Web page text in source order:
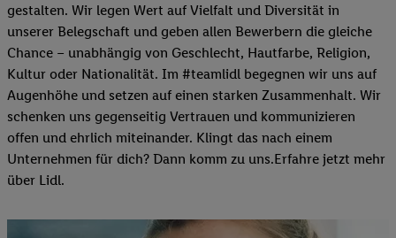
gestalten. Wir legen Wert auf Vielfalt und Diversität in
unserer Belegschaft und geben allen Bewerbern die gleiche
Chance – unabhängig von Geschlecht, Hautfarbe, Religion,
Kultur oder Nationalität. Im #teamlidl begegnen wir uns auf
Augenhöhe und setzen auf einen starken Zusammenhalt. Wir
schenken uns gegenseitig Vertrauen und kommunizieren
offen und ehrlich miteinander. Klingt das nach einem
Unternehmen für dich? Dann komm zu uns.​Erfahre jetzt mehr
über Lidl.